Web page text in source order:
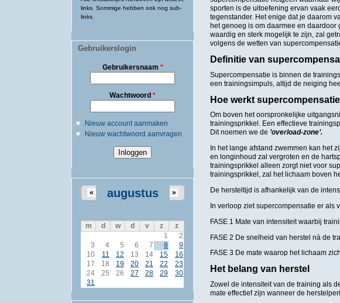
links. Sommige hebben ook nog sub-
links.
Gebruikerslogin
Gebruikersnaam *
Wachtwoord *
Nieuw account aanmaken
Nieuw wachtwoord aanvragen
augustus
« »
m d w d v z
z
1
2
3
4 5 6 7 8
9
10
11 12 13 14 15
16
17
18 19 20 21 22
23
24
25 26 27 28 29
30
31
sporten is de uitoefening ervan vaak
tegenstander. Het enige dat je daarom
het genoeg is om daarmee en
waardig en sterk mogelijk te zijn, zal
volgens de wetten van
Definitie van
Supercompensatie is binnen de
een trainingsimpuls, altijd de neiging
Hoe werkt supercompensatie
Om boven het oorspronkelijke
trainingsprikkel. Een effectieve
Dit noemen we de ’overload-zone’.
In het lange afstand zwemmen kan het
en longinhoud zal vergroten en de
trainingsprikkel alleen zorgt niet voor
trainingsprikkel, zal het lichaam boven
De hersteltijd is afhankelijk van de
In verloop ziet supercompensatie er als
FASE 1 Mate van intensiteit waarbij
FASE 2 De snelheid van herstel nà de
FASE 3 De mate waarop het lichaam
Het belang van herstel
Zowel de intensiteit van de training als
mate effectief zijn wanneer de